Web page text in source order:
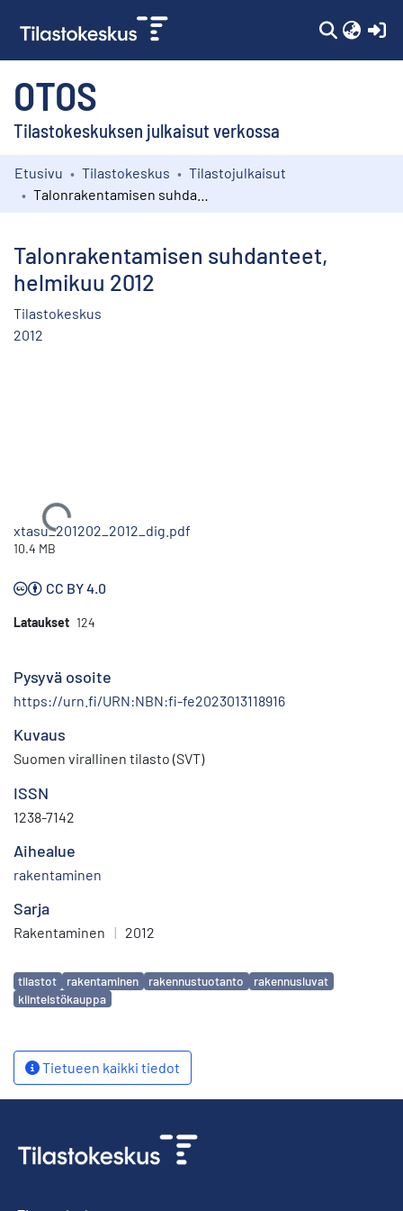
OTOS
Tilastokeskuksen julkaisut verkossa
Kokoelmat
Etusivu Tilastokeskus
Tilastojulkaisut
Talonrakentamisen suhdanteet,
helmikuu 2012
Tilastokeskus
2012
Ladataan...
xtasu_201202_2012_dig.pdf
10.4 MB
CC BY 4.0
Lataukset 124
Pysyvä osoite
https://urn.fi/URN:NBN:fi-fe2023013118916
Kuvaus
Suomen virallinen tilasto (SVT)
ISSN
1238-7142
Aihealue
rakentaminen
Sarja
Rakentaminen | 2012
Avainsanat
tilastot rakentaminen rakennustuotanto
rakennusluvat
kiinteistökauppa
Tietueen kaikki tiedot